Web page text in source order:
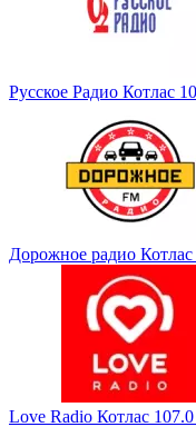
Русское Радио Котлас
Дорожное радио
Love Radio Котлас